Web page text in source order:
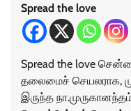
Spread the love
Spread the love
தலைமைச் செயலராக,
இருந்த